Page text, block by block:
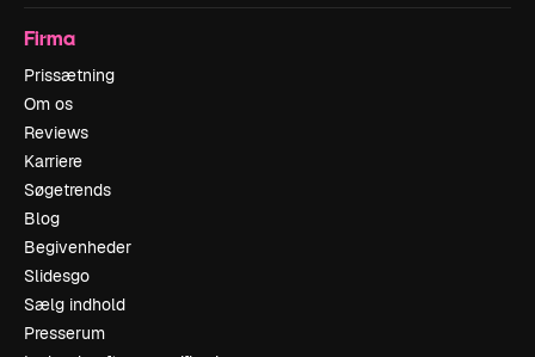
Firma
Prissætning
Om os
Reviews
Karriere
Søgetrends
Blog
Begivenheder
Slidesgo
Sælg indhold
Presserum